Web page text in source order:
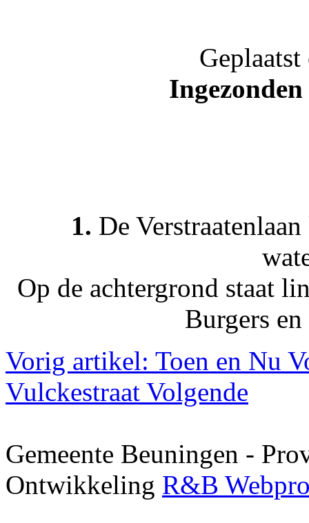
1. De
Op de achtergrond staat
Burgers
Vorig artikel: Toen en Nu
Vulckestraat Volgende
Gemeente Beuningen -
Ontwikkeling R&B